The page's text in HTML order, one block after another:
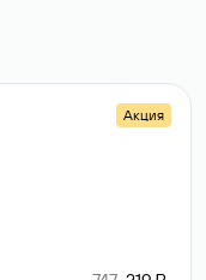
Акция